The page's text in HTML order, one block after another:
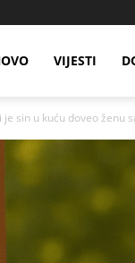
VIJESTI
je sin u kuću doveo ženu